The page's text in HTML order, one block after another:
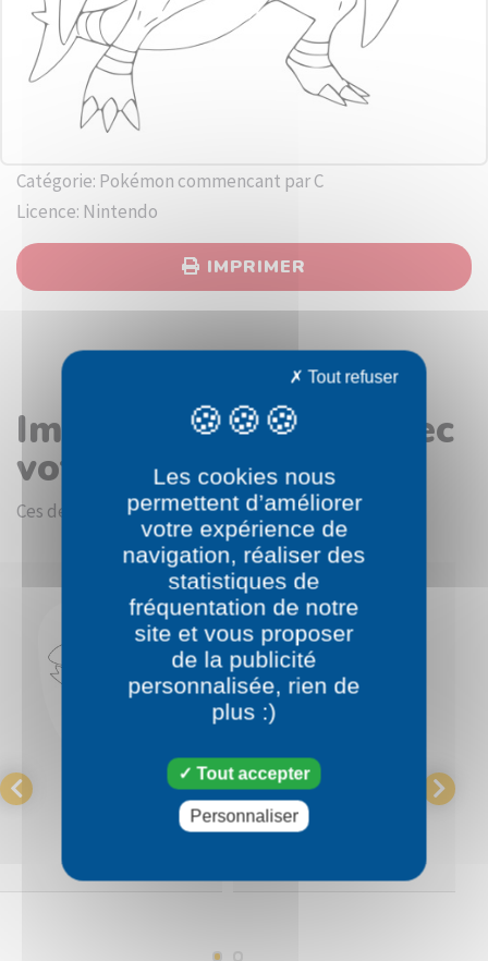
Catégorie: Pokémon commencant par C
Licence: Nintendo
IMPRIMER
Images en rapport avec
votre choix
Ces dessins devraient vous intéresser.
Pokémon
Carmache
Les cookies nous
permettent d’améliorer
votre expérience de
navigation, réaliser des
statistiques de
fréquentation de notre
site et vous proposer
de la publicité
personnalisée, rien de
plus :)
Tout accepter
Tout refuser
Personnaliser